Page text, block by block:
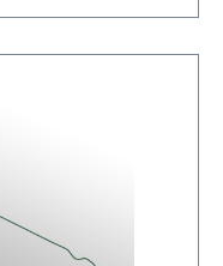
Farbe.
oder für die
&&& Der
garantiert 100
gleichbleibende
Aufrauen der